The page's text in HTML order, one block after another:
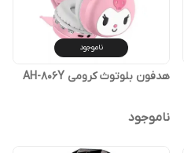
ناموجود
هدفون بلوتوث کرومی AH-806Y
ناموجود